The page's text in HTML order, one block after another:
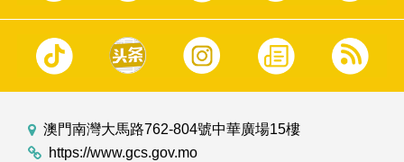
澳門南灣大馬路762-804號中華廣場15樓
https://www.gcs.gov.mo